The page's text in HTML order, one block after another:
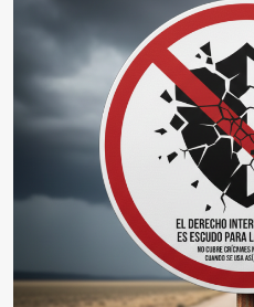
como
cortina,
no
como
absolución